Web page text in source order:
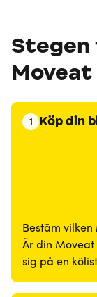
Stegen
Moveat
1 Köp din
Bestäm
Är din
sig på en